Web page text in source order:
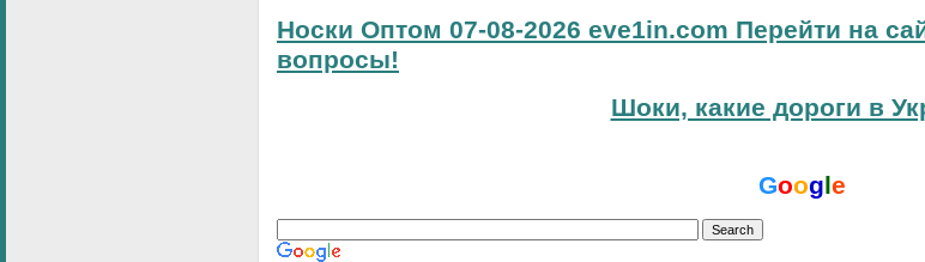
Носки Оптом 07-08-2026 eve1in.com Перейти на
вопросы!
Шоки, какие дороги в
Google